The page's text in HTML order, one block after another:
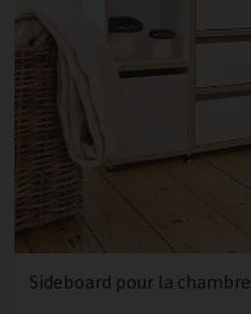
Sideboard pour la chambre